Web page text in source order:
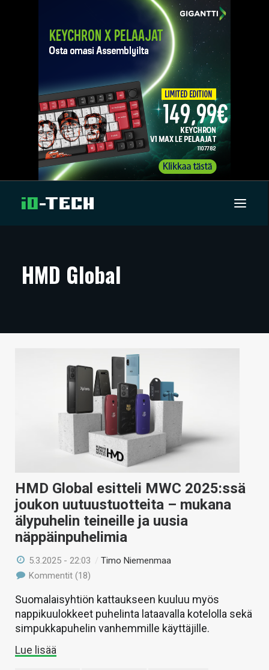
ARTIKKELIT
TECHBBS
HAKU
HMD Global
HMD Global esitteli MWC 2025:ssä
joukon uutuustuotteita – mukana
älypuhelin teineille ja uusia
näppäinpuhelimia
5.3.2025 - 22:03 /Timo Niemenmaa
Kommentit (18)
Suomalaisyhtiön kattaukseen kuuluu myös
nappikuulokkeet puhelinta lataavalla kotelolla sekä
simpukkapuhelin vanhemmille käyttäjille.
Lue lisää